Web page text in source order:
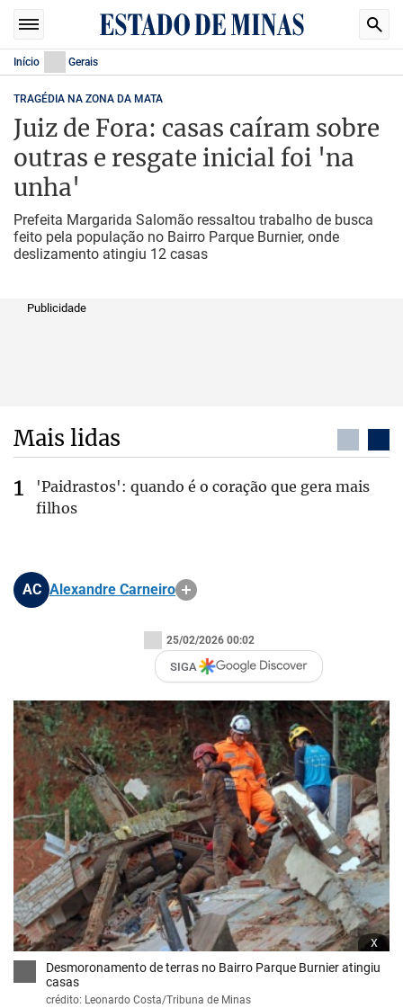
Início Gerais
TRAGÉDIA NA ZONA DA MATA
Juiz de Fora: casas caíram sobre
outras e resgate inicial foi 'na
unha'
Prefeita Margarida Salomão ressaltou trabalho de busca
feito pela população no Bairro Parque Burnier, onde
deslizamento atingiu 12 casas
Publicidade
Mais lidas
'Paidrastos': quando é o coração que gera mais
filhos
AC Alexandre Carneiro
25/02/2026 00:02
SIGA
x
Desmoronamento de terras no Bairro Parque Burnier atingiu
casas
crédito: Leonardo Costa/Tribuna de Minas